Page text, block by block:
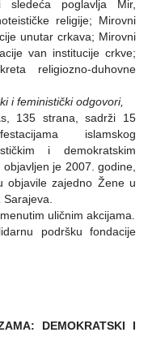
poglavlja Mir,
religije; Mirovni
unutar crkava; Mirovni
van institucije crkve;
religiozno-duhovne
i feministički odgovori,
135 strana, sadrži 15
islamskog
i demokratskim
je 2007. godine,
objavile zajedno Žene u
Sarajeva.
uličnim akcijama.
podršku fondacije
DEMOKRATSKI I